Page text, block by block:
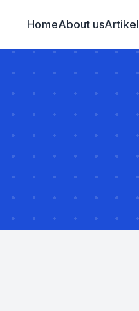
HomeAbout usArtikel